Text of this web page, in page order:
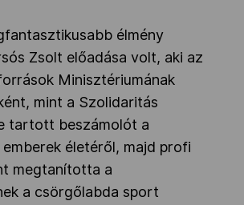
élmény
Zsolt előadása volt, aki az
Minisztériumának
mint a Szolidaritás
tartott beszámolót a
életéről, majd profi
megtanította a
a csörgőlabda sport